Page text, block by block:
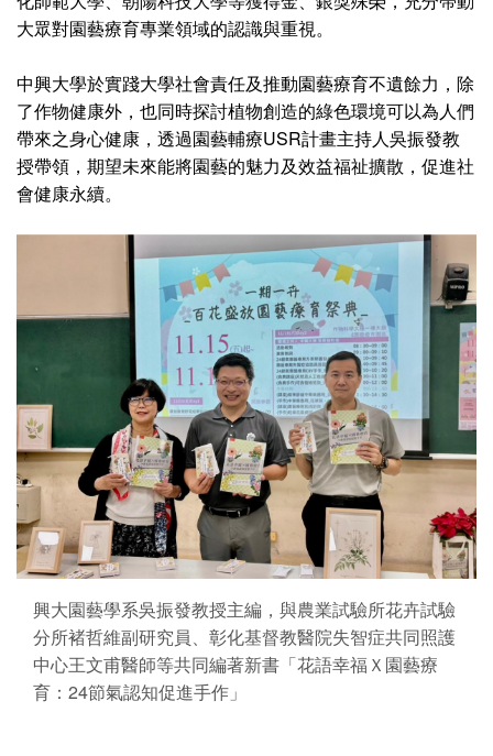
大眾對園藝療育專業領域的認識與重視。
中興大學於實踐大學社會責任及推動園藝療育不遺餘力，除
了作物健康外，也同時探討植物創造的綠色環境可以為人們
帶來之身心健康，透過園藝輔療USR計畫主持人吳振發教
授帶領，期望未來能將園藝的魅力及效益福祉擴散，促進社
會健康永續。
興大園藝學系吳振發教授主編，與農業試驗所花卉試驗
分所褚哲維副研究員、彰化基督教醫院失智症共同照護
中心王文甫醫師等共同編著新書「花語幸福Ｘ園藝療
育：24節氣認知促進手作」